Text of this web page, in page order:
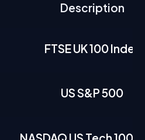
Description
FTSE UK 100 Index
US S&P 500